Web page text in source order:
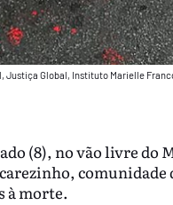
Global, Instituto Marielle
(8), no vão livre do
à morte.